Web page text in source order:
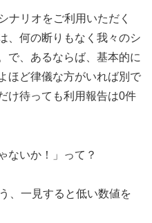
ナリオをご利用いただく
、何の断りもなく我々のシ
で、あるならば、基本的に
ほど律儀な方がいれば別で
け待っても利用報告は0件
ないか！」って？
、一見すると低い数値を